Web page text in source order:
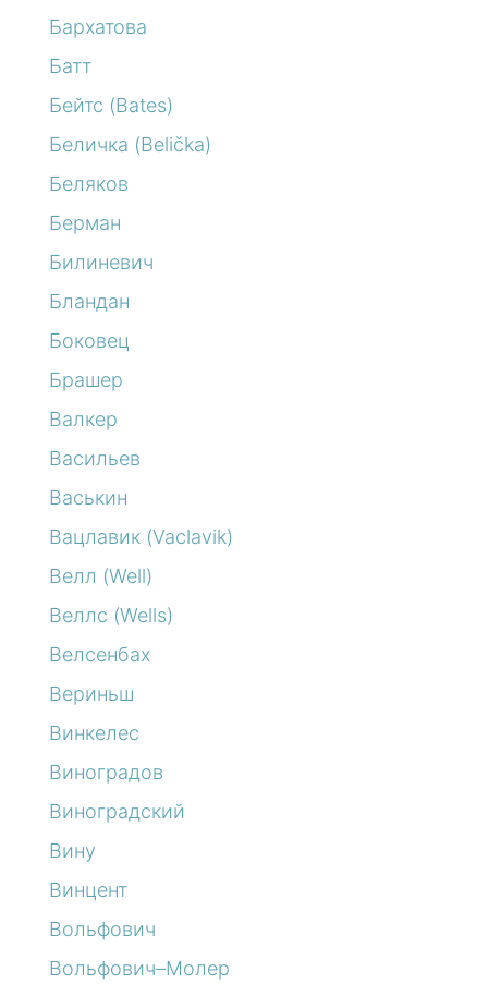
Бархатова
Батт
Бейтс (Bates)
Беличка (Belička)
Беляков
Берман
Билиневич
Бландан
Боковец
Брашер
Валкер
Васильев
Васькин
Вацлавик (Vaclavik)
Велл (Well)
Веллс (Wells)
Велсенбах
Вериньш
Винкелес
Виноградов
Виноградский
Вину
Винцент
Вольфович
Вольфович–Молер